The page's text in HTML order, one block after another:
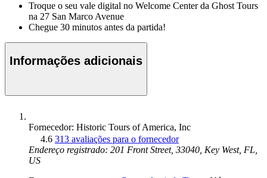
Troque o seu vale digital no Welcome Center da Ghost Tours
na 27 San Marco Avenue
Chegue 30 minutos antes da partida!
Informações adicionais
Fornecedor: Historic Tours of America, Inc
4.6 313 avaliações para o fornecedor
Endereço registrado: 201 Front Street, 33040, Key West, FL,
US